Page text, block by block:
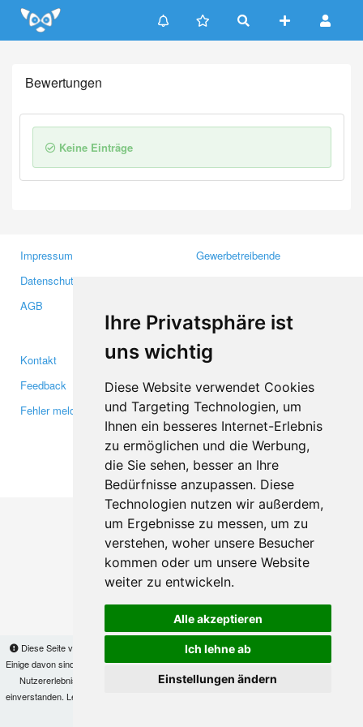
Ihre Privatsphäre ist
uns wichtig
Diese Website verwendet Cookies
und Targeting Technologien, um
Ihnen ein besseres Internet-Erlebnis
zu ermöglichen und die Werbung,
die Sie sehen, besser an Ihre
Bedürfnisse anzupassen. Diese
Technologien nutzen wir außerdem,
um Ergebnisse zu messen, um zu
verstehen, woher unsere Besucher
kommen oder um unsere Website
weiter zu entwickeln.
Alle akzeptieren
Ich lehne ab
Einstellungen ändern
Update cookies preferences
Diese Seite verwendet Cookies, um Informationen auf Ihrem Computer zu speichern.
Einige davon sind notwendig, damit unsere Seite funktioniert, andere helfen uns dabei, das
Nutzererlebnis zu verbessern. Mit der Nutzung dieser Seite erklären Sie sich damit
einverstanden. Lesen Sie unsere
Bewertungen
Keine Einträge
Impressum
Datenschutzerklärung
AGB
Gewerbetreibende
Medien
Kontakt
Feedback
Fehler melden
Facebook
Twitter
YouTube
Google+
Makis© Copyright 2026